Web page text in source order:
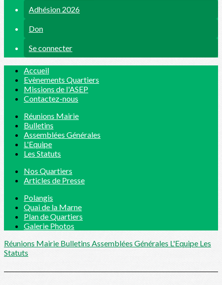
Adhésion 2026
Don
Se connecter
Accueil
Evènements Quartiers
Missions de l'ASEP
Contactez-nous
Réunions Mairie
Bulletins
Assemblées Générales
L'Equipe
Les Statuts
Nos Quartiers
Articles de Presse
Polangis
Quai de la Marne
Plan de Quartiers
Galerie Photos
Réunions Mairie Bulletins Assemblées Générales L'Equipe Les
Statuts